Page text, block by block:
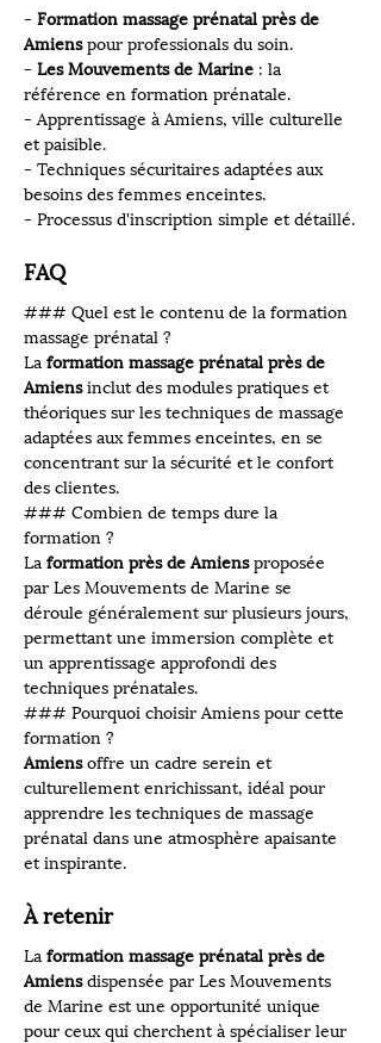
- Formation massage prénatal près de
Amiens pour professionals du soin.
- Les Mouvements de Marine : la
référence en formation prénatale.
- Apprentissage à Amiens, ville culturelle
et paisible.
- Techniques sécuritaires adaptées aux
besoins des femmes enceintes.
- Processus d'inscription simple et détaillé.
FAQ
### Quel est le contenu de la formation
massage prénatal ?
La formation massage prénatal près de
Amiens inclut des modules pratiques et
théoriques sur les techniques de massage
adaptées aux femmes enceintes, en se
concentrant sur la sécurité et le confort
des clientes.
### Combien de temps dure la
formation ?
La formation près de Amiens proposée
par Les Mouvements de Marine se
déroule généralement sur plusieurs jours,
permettant une immersion complète et
un apprentissage approfondi des
techniques prénatales.
### Pourquoi choisir Amiens pour cette
formation ?
Amiens offre un cadre serein et
culturellement enrichissant, idéal pour
apprendre les techniques de massage
prénatal dans une atmosphère apaisante
et inspirante.
À retenir
La formation massage prénatal près de
Amiens dispensée par Les Mouvements
de Marine est une opportunité unique
pour ceux qui cherchent à spécialiser leur